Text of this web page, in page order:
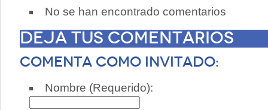
No se han encontrado comentarios
Deja tus comentarios
Comenta como invitado:
Nombre (Requerido):